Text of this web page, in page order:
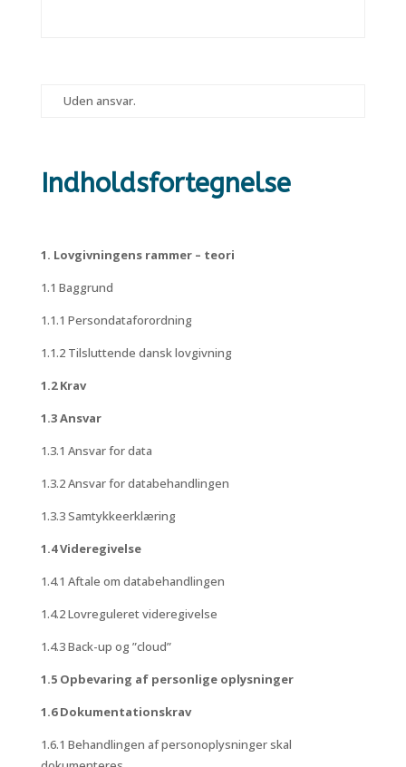
Uden ansvar.
Indholdsfortegnelse
1. Lovgivningens rammer – teori
1.1 Baggrund
1.1.1 Persondataforordning
1.1.2 Tilsluttende dansk lovgivning
1.2 Krav
1.3 Ansvar
1.3.1 Ansvar for data
1.3.2 Ansvar for databehandlingen
1.3.3 Samtykkeerklæring
1.4 Videregivelse
1.4.1 Aftale om databehandlingen
1.4.2 Lovreguleret videregivelse
1.4.3 Back-up og ”cloud”
1.5 Opbevaring af personlige oplysninger
1.6 Dokumentationskrav
1.6.1 Behandlingen af personoplysninger skal